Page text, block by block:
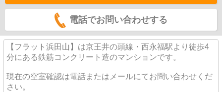
電話でお問い合わせする
【フラット浜田山】は京王井の頭線・西永福駅より徒歩4
分にある鉄筋コンクリート造のマンションです。
現在の空室確認は電話またはメールにてお問い合わせくだ
さい。